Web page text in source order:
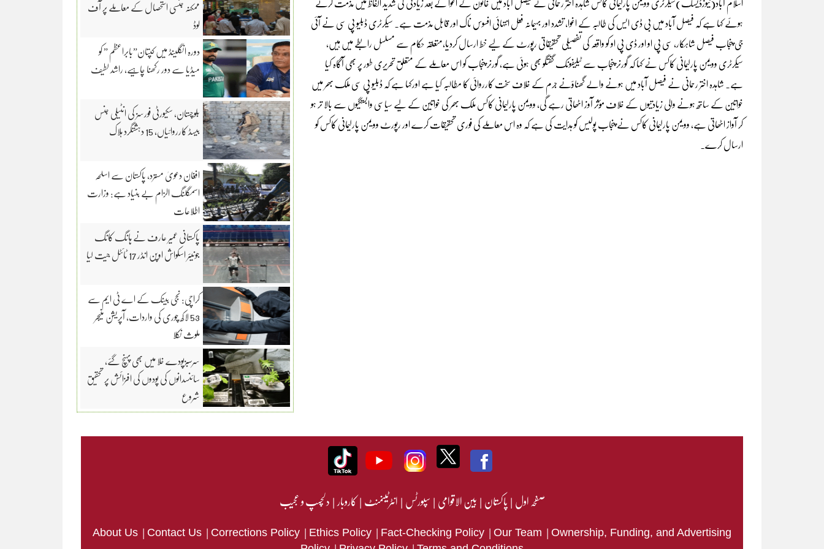
ہوئے کہا ہے کہ فیصل آباد میں بی ڈی ایس کی طالبہ کے اغوا، تشدد اور بہیمانہ فعل انتہائی افسوس ناک اور قابل مذمت ہے۔ سیکرٹری ڈبلیو پی سی نے آئی
جی پنجاب فیصل شاہکار، سی پی او اور ڈی پی او کو واقعہ کی تفصیلی تحقیقاتی رپورٹ کے لیے خط ارسال کردیا،متعلقہ حکام سے مسلسل رابطے میں ہیں،
سیکرٹری وویمن پارلیمانی کاکس نے کہا کہ گورنر پنجاب سے ٹیلیفونک گفتگو بھی ہوئی ہے، گورنر پنجاب کو اس معاملے کے متعلق تحریری طور پر بھی آگاہ کیا
ہے۔ شاہدہ اختر رحمانی نے فیصل آباد میں ہونے والے گھناؤنے جرم کے خلاف سخت کارروائی کا مطالبہ کیا ہے اورکہا ہے کہ ڈبلیو پی سی ملک بھر میں
خواتین کے ساتھ ہونے والی زیادتیوں کے خلاف مؤثر آوز اٹھاتی رہے گی، وویمن پارلیمانی کاکس ملک بھر کی خواتین کے لیے سیاسی وابستگیوں سے بالا تر ہو
کر آواز اٹھاتی ہے، وویمن پارلیمانی کاکس نے پنجاب پولیس کو ہدایت کی ہے کہ وہ اس معاملے کی فوری تحقیقات کرے اور رپورٹ وویمن پارلیمانی کاکس کو
ارسال کرے۔
ممکنہ جنسی استحصال کے معاملے پر آف
لوڈ
دورہ انگلینڈ میں کپتان”بابراعظم ” کو
میڈیا سے دور رکھنا چاہیے، راشد لطیف
بلوچستان، سکیورٹی فورسز کی انٹیلی جنس
بیسڈ کارروائیاں، 15 دہشتگرد ہلاک
افغان دعویٰ مسترد، پاکستان سے اسلحہ
اسمگلنگ الزام بے بنیاد ہے: وزارت
اطلاعات
پاکستانی عمیر عارف نے ہانگ کانگ
جونیئر اسکواش اوپن انڈر 17 ٹائٹل جیت لیا
کراچی: نجی بینک کے اے ٹی ایم سے
53 لاکھ چوری کی واردات، آپریشن منیجر
ملوث نکلا
سرسبزپودے خلا میں بھی پہنچ گئے،
سائنسدانوں کی پودوں کی افزائش پر تحقیق
شروع
صفحہ اول|پاکستان|بین الاقوامی|سپورٹس|انٹرٹینمنٹ|کاروبار|دلچسپ و عجیب
About Us | Contact Us | Corrections Policy | Ethics Policy | Fact-Checking Policy | Our Team | Ownership, Funding, and Advertising